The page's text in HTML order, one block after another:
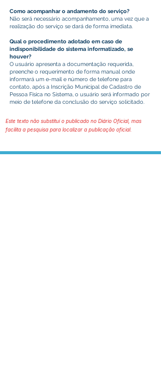
Como acompanhar o andamento do serviço?
Não será necessário acompanhamento, uma vez que a
realização do serviço se dará de forma imediata.
Qual o procedimento adotado em caso de
indisponibilidade do sistema informatizado, se
houver?
O usuário apresenta a documentação requerida,
preenche o requerimento de forma manual onde
informará um e-mail e número de telefone para
contato, após a Inscrição Municipal de Cadastro de
Pessoa Física no Sistema, o usuário será informado por
meio de telefone da conclusão do serviço solicitado.
Este texto não substitui o publicado no Diário Oficial, mas
facilita a pesquisa para localizar a publicação oficial.